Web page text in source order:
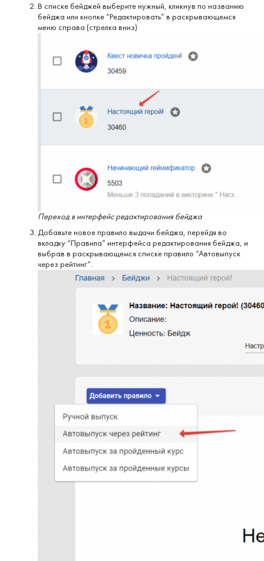
В списке бейджей выберите нужный, кликнув по названию
бейджа или кнопке “Редактировать” в раскрывающемся
меню справа (стрелка вниз)
Переход в интерфейс редактирования бейджа
Добавьте новое правило выдачи бейджа, перейдя во
вкладку “Правила” интерфейса редактирования бейджа, и
выбрав в раскрывающемся списке правило “Автовыпуск
через рейтинг”.